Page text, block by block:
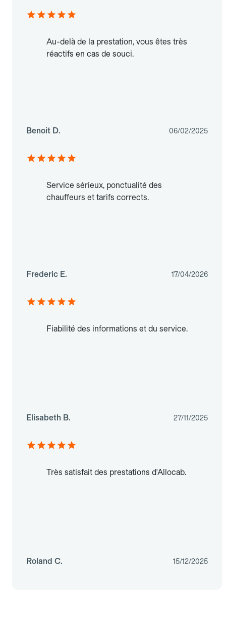
Au-delà de la prestation, vous êtes très
réactifs en cas de souci.
Benoit D. 06/02/2025
Service sérieux, ponctualité des
chauffeurs et tarifs corrects.
Frederic E. 17/04/2026
Fiabilité des informations et du service.
Elisabeth B. 27/11/2025
Très satisfait des prestations d'Allocab.
Roland C. 15/12/2025